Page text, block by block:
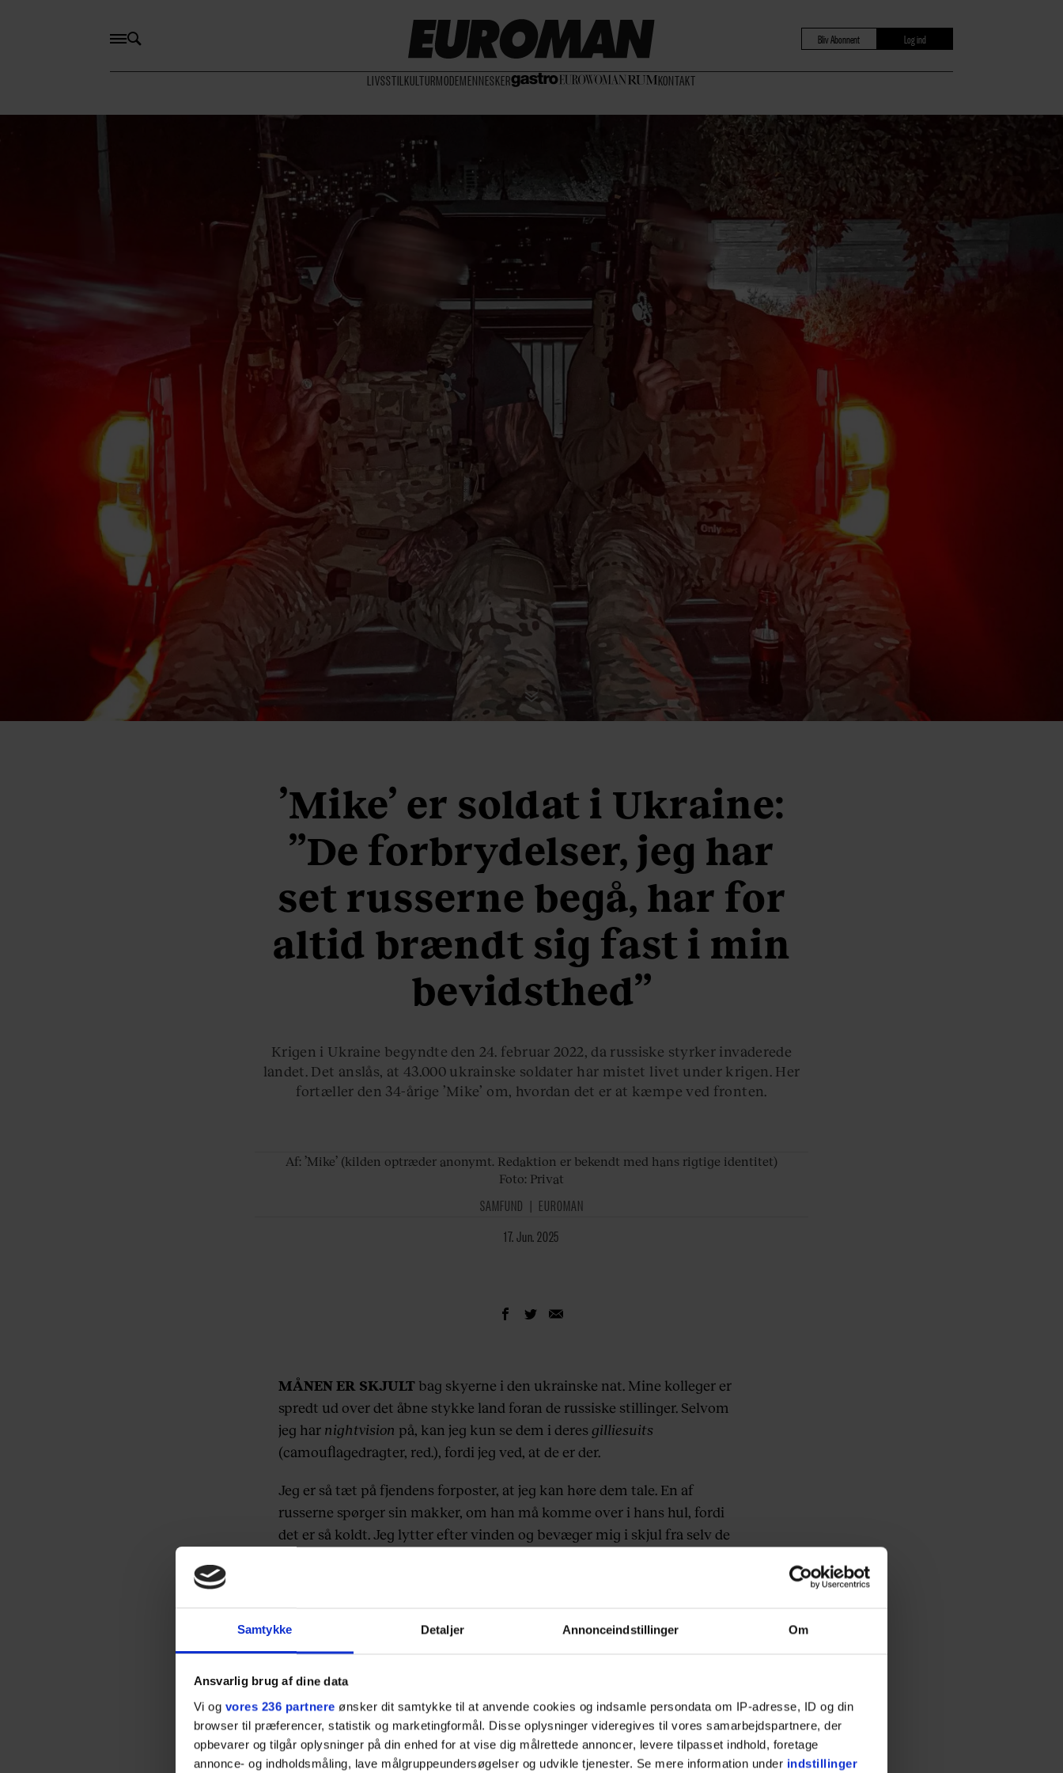
Samtykke Detaljer Annonceindstillinger Om
Ansvarlig brug af dine data
Vi og vores 236 partnere ønsker dit samtykke til at anvende cookies og indsamle persondata om IP-adresse, ID og din
browser til præferencer, statistik og marketingformål. Disse oplysninger videregives til vores samarbejdspartnere, der
opbevarer og tilgår oplysninger på din enhed for at vise dig målrettede annoncer, levere tilpasset indhold, foretage
annonce- og indholdsmåling, lave målgruppeundersøgelser og udvikle tjenester. Se mere information under indstillinger
LIVSSTIL KULTURMODEMENNESKER KONTAKT
Bliv Abonnent Log ind
’Mike’ er soldat i Ukraine:
”De forbrydelser, jeg har
set russerne begå, har for
altid brændt sig fast i min
bevidsthed”
Krigen i Ukraine begyndte den 24. februar 2022, da russiske styrker invaderede
landet. Det anslås, at 43.000 ukrainske soldater har mistet livet under krigen. Her
fortæller den 34-årige ’Mike’ om, hvordan det er at kæmpe ved fronten.
Af: ’Mike’ (kilden optræder anonymt. Redaktion er bekendt med hans rigtige identitet)
Foto: Privat
SAMFUND
EUROMAN
17. Jun. 2025
MÅNEN ER SKJULT bag skyerne i den ukrainske nat. Mine kolleger er
spredt ud over det åbne stykke land foran de russiske stillinger. Selvom
jeg har nightvision på, kan jeg kun se dem i deres gilliesuits
(camouflagedragter, red.), fordi jeg ved, at de er der.
Jeg er så tæt på fjendens forposter, at jeg kan høre dem tale. En af
russerne spørger sin makker, om han må komme over i hans hul, fordi
det er så koldt. Jeg lytter efter vinden og bevæger mig i skjul fra selv de
JEG SKYDER IKKE,
for jeg kan ikke se ham. Jeg gider ikke kun at
ned i skyttegraven til selve indgangen. I det samme stikker soldaten
hovedet ud. Han må have hørt mig. Overraskelsen forplanter sig
øjeblikkeligt til hans blik, millisekunder før jeg slukker ham.
Samtidig angriber mine kolleger de russiske forposter, de har fået